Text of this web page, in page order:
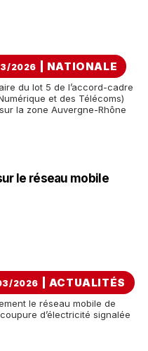
2026 NATIONALE
du lot 5 de l’accord-cadre
et des Télécoms)
la zone Auvergne-Rhône
le réseau mobile
2026 ACTUALITÉS
le réseau mobile de
d’électricité signalée